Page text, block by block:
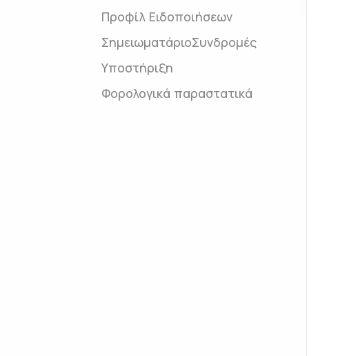
Προφίλ Ειδοποιήσεων
ΣημειωματάριοΣυνδρομές
Υποστήριξη
Φορολογικά παραστατικά